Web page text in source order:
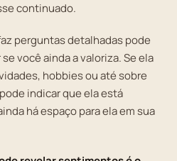
continuado.
perguntas detalhadas pode
você ainda a valoriza. Se ela
hobbies ou até sobre
indicar que ela está
há espaço para ela em sua